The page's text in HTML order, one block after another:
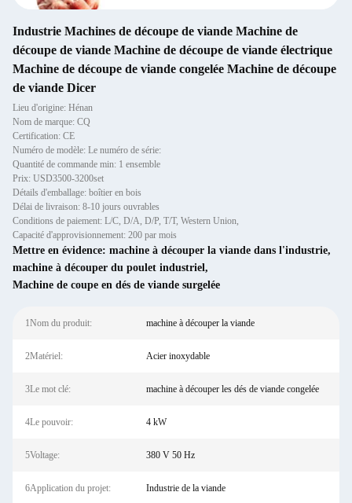
Industrie Machines de découpe de viande Machine de
découpe de viande Machine de découpe de viande électrique
Machine de découpe de viande congelée Machine de découpe
de viande Dicer
Lieu d'origine: Hénan
Nom de marque: CQ
Certification: CE
Numéro de modèle: Le numéro de série:
Quantité de commande min: 1 ensemble
Prix: USD3500-3200set
Détails d'emballage: boîtier en bois
Délai de livraison: 8-10 jours ouvrables
Conditions de paiement: L/C, D/A, D/P, T/T, Western Union,
Capacité d'approvisionnement: 200 par mois
Mettre en évidence: machine à découper la viande dans l'industrie,
machine à découper du poulet industriel,
Machine de coupe en dés de viande surgelée
1Nom du produit: machine à découper la viande
2Matériel: Acier inoxydable
3Le mot clé: machine à découper les dés de viande congelée
4Le pouvoir: 4 kW
5Voltage: 380 V 50 Hz
6Application du projet: Industrie de la viande